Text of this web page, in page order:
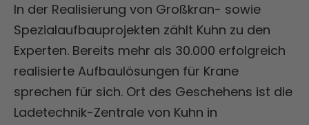
In der Realisierung von Großkran- sowie
Spezialaufbauprojekten zählt Kuhn zu den
Experten. Bereits mehr als 30.000 erfolgreich
realisierte Aufbaulösungen für Krane
sprechen für sich. Ort des Geschehens ist die
Ladetechnik-Zentrale von Kuhn in